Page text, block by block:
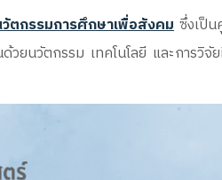
ตกรรมการศึกษาเพื่อสังคม ซึ่งเป็
ยนวัตกรรม เทคโนโลยี และการวิจั